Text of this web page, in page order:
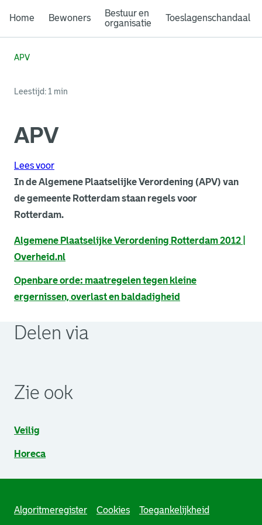
Home Bewoners
Bestuur en
organisatie
Toeslagenschandaal
APV
Leestijd: 1 min
APV
Lees voor
In de Algemene Plaatselijke Verordening (APV) van
de gemeente Rotterdam staan regels voor
Rotterdam.
Algemene Plaatselijke Verordening Rotterdam 2012 |
Overheid.nl
. Link opent een externe pagina in een nieuw
Openbare orde: maatregelen tegen kleine
ergernissen, overlast en baldadigheid
Delen via
Zie ook
Veilig
Horeca
Algoritmeregister Cookies Toegankelijkheid